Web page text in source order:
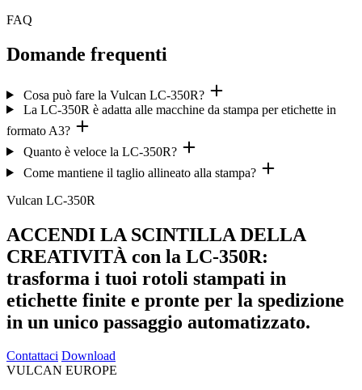
FAQ
Domande frequenti
Cosa può fare la Vulcan LC-350R?
La LC-350R è adatta alle macchine da stampa per etichette in
formato A3?
Quanto è veloce la LC-350R?
Come mantiene il taglio allineato alla stampa?
Vulcan LC-350R
ACCENDI LA SCINTILLA DELLA
CREATIVITÀ con la LC-350R:
trasforma i tuoi rotoli stampati in
etichette finite e pronte per la spedizione
in un unico passaggio automatizzato.
Contattaci Download
VULCAN EUROPE